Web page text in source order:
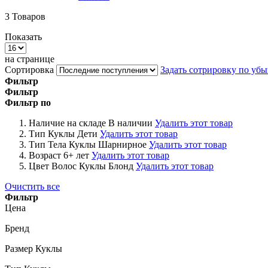
3 Товаров
Показать
на странице
Сортировка
Задать сотрировку по
Фильтр
Фильтр
Фильтр по
Наличие на складе В наличии Удалить этот товар
Тип Куклы Дети Удалить этот товар
Тип Тела Куклы Шарнирное Удалить этот товар
Возраст 6+ лет Удалить этот товар
Цвет Волос Куклы Блонд Удалить этот товар
Очистить все
Фильтр
Цена
Бренд
Размер Куклы